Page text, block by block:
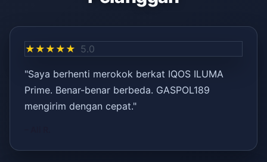
★★★★★ 5.0
"Saya berhenti merokok berkat IQOS ILUMA
Prime. Benar-benar berbeda. GASPOL189
mengirim dengan cepat."